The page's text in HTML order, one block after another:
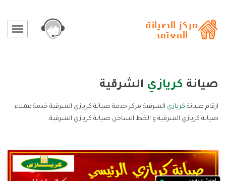
صيانة كريازي الشرقية
ارقام صيانة كريازي الشرقية مركز خدمة صيانة كريازي الشرقية خدمة عملاء
صيانة كريازي الشرقية و الخط الساخن صيانة كريازي الشرقية.